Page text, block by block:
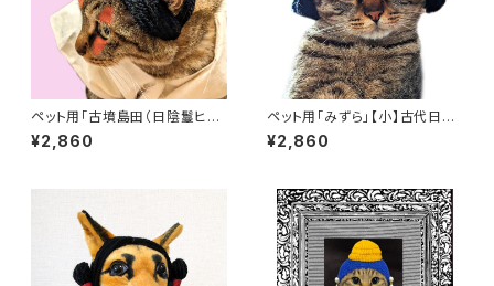
ペット用「古墳島田（日陰鬘ヒカ
ゲノカズラ付き）」【小】古代日本
の髪型を再現した猫アクセサリ
セサリー 写真映え ぬい活
¥2,860
ペット用「みずら」【小】古代日本
の髪型を再現した猫アクセサリ
ー 猫被り物 猫コスプレ 古代ヘ
セサリー 写真映え ぬい活 古墳
古墳時代
¥2,860